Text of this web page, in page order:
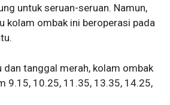
untuk seruan-seruan. Namun,
kolam ombak ini beroperasi pada
dan tanggal merah, kolam ombak
9.15, 10.25, 11.35, 13.35, 14.25,